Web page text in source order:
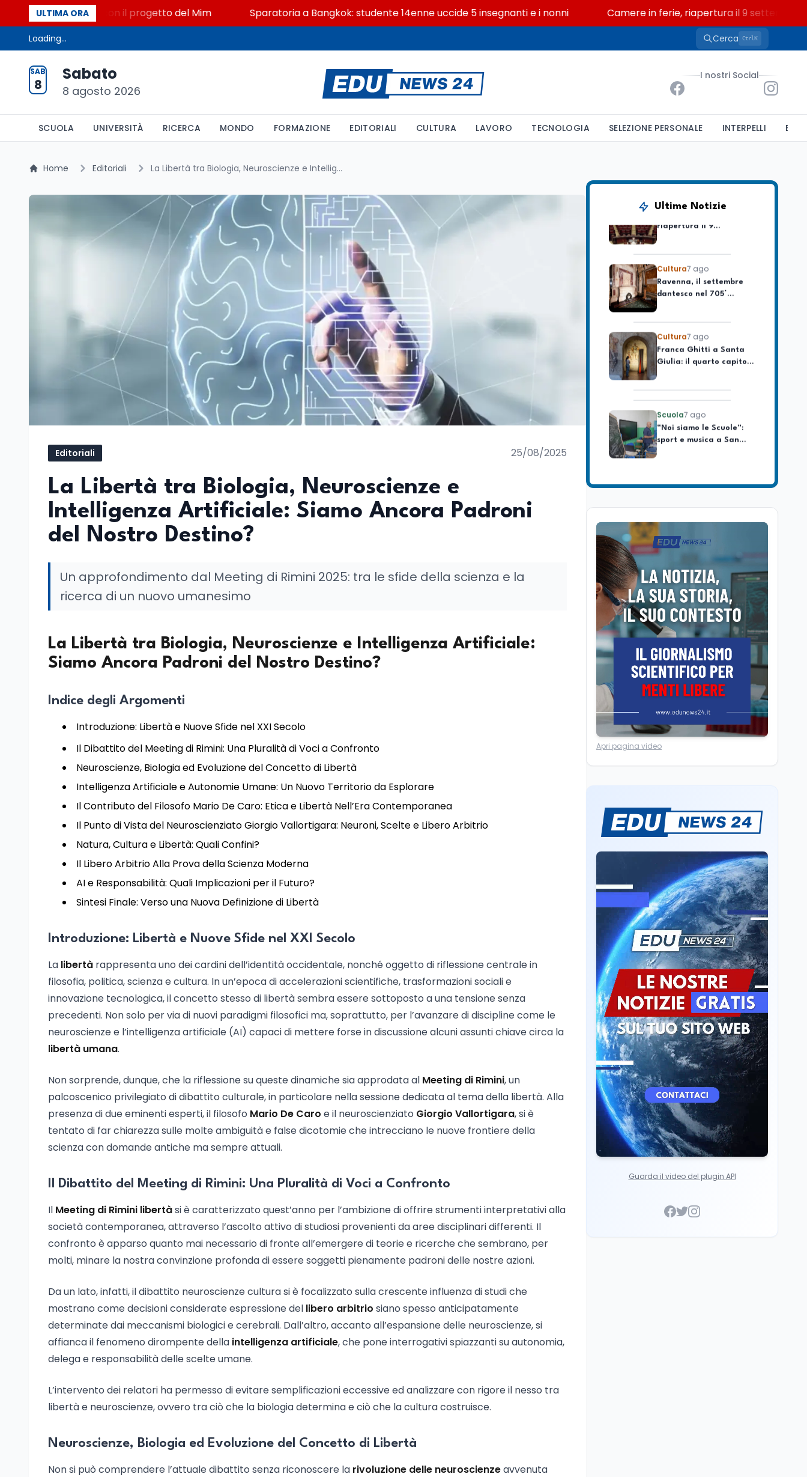
ULTIMA ORA
STEM a Lerici con il progetto del Mim Sparatoria a Bangkok: studente 14enne uccide 5 insegnanti e i nonni Camere in ferie, riapertura il 9 settembre tra
Loading... Cerca CtrlK
SAB
8
Sabato
8 agosto 2026
I nostri Social
SCUOLA UNIVERSITÀ RICERCA MONDO FORMAZIONE EDITORIALI CULTURA LAVORO TECNOLOGIA SELEZIONE PERSONALE INTERPELLI
Home Editoriali La Libertà tra Biologia, Neuroscienze e Intelligenza Artificiale: Siamo Ancora Padroni del Nostro Destino?
Editoriali 25/08/2025
La Libertà tra Biologia, Neuroscienze e
Intelligenza Artificiale: Siamo Ancora Padroni
del Nostro Destino?
Un approfondimento dal Meeting di Rimini 2025: tra le sfide della scienza e la
ricerca di un nuovo umanesimo
La Libertà tra Biologia, Neuroscienze e Intelligenza Artificiale:
Siamo Ancora Padroni del Nostro Destino?
Indice degli Argomenti
Introduzione: Libertà e Nuove Sfide nel XXI Secolo
Il Dibattito del Meeting di Rimini: Una Pluralità di Voci a Confronto
Neuroscienze, Biologia ed Evoluzione del Concetto di Libertà
Intelligenza Artificiale e Autonomie Umane: Un Nuovo Territorio da Esplorare
Il Contributo del Filosofo Mario De Caro: Etica e Libertà Nell’Era Contemporanea
Il Punto di Vista del Neuroscienziato Giorgio Vallortigara: Neuroni, Scelte e Libero Arbitrio
Natura, Cultura e Libertà: Quali Confini?
Il Libero Arbitrio Alla Prova della Scienza Moderna
AI e Responsabilità: Quali Implicazioni per il Futuro?
Sintesi Finale: Verso una Nuova Definizione di Libertà
Introduzione: Libertà e Nuove Sfide nel XXI Secolo
La libertà rappresenta uno dei cardini dell’identità occidentale, nonché oggetto di riflessione centrale in
filosofia, politica, scienza e cultura. In un’epoca di accelerazioni scientifiche, trasformazioni sociali e
innovazione tecnologica, il concetto stesso di libertà sembra essere sottoposto a una tensione senza
precedenti. Non solo per via di nuovi paradigmi filosofici ma, soprattutto, per l’avanzare di discipline come le
neuroscienze e l’intelligenza artificiale (AI) capaci di mettere forse in discussione alcuni assunti chiave circa la
libertà umana.
Non sorprende, dunque, che la riflessione su queste dinamiche sia approdata al Meeting di Rimini, un
palcoscenico privilegiato di dibattito culturale, in particolare nella sessione dedicata al tema della libertà. Alla
presenza di due eminenti esperti, il filosofo Mario De Caro e il neuroscienziato Giorgio Vallortigara, si è
tentato di far chiarezza sulle molte ambiguità e false dicotomie che intrecciano le nuove frontiere della
scienza con domande antiche ma sempre attuali.
Il Dibattito del Meeting di Rimini: Una Pluralità di Voci a Confronto
Il Meeting di Rimini libertàsi è caratterizzato quest’anno per l’ambizione di offrire strumenti interpretativi alla
società contemporanea, attraverso l’ascolto attivo di studiosi provenienti da aree disciplinari differenti. Il
confronto è apparso quanto mai necessario di fronte all’emergere di teorie e ricerche che sembrano, per
molti, minare la nostra convinzione profonda di essere soggetti pienamente padroni delle nostre azioni.
Da un lato, infatti, il dibattito neuroscienze cultura si è focalizzato sulla crescente influenza di studi che
mostrano come decisioni considerate espressione del libero arbitrio siano spesso anticipatamente
determinate dai meccanismi biologici e cerebrali. Dall’altro, accanto all’espansione delle neuroscienze, si
affianca il fenomeno dirompente della intelligenza artificiale, che pone interrogativi spiazzanti su autonomia,
delega e responsabilità delle scelte umane.
L’intervento dei relatori ha permesso di evitare semplificazioni eccessive ed analizzare con rigore il nesso tra
libertà e neuroscienze, ovvero tra ciò che la biologia determina e ciò che la cultura costruisce.
Neuroscienze, Biologia ed Evoluzione del Concetto di Libertà
Non si può comprendere l’attuale dibattito senza riconoscere la rivoluzione delle neuroscienzeavvenuta
Ultime Notizie
Scuola7 ago
sport e musica a San
Miniato, STEM a Lerici
Mondo7 ago
Sparatoria a Bangkok:
studente 14enne uccide
Editoriali7 ago
riapertura il 9
celebrare il governo più
longevo dell’Italia
repubblicana
Cultura7 ago
Ravenna, il settembre
dantesco nel 705°
anniversario della morte
Cultura7 ago
Franca Ghitti a Santa
Giulia: il quarto capitolo
dei Palcoscenici
Scuola7 ago
“Noi siamo le Scuole”:
sport e musica a San
Miniato, STEM a Lerici
Editoriali
Camere in ferie,
settembre tra legge
elettorale e Rai. La
premier Meloni attesa a
Bari il 4 settembre per
celebrare il governo più
longevo dell’Italia
Cultura7 ago
Ravenna, il settembre
dantesco nel 705°
anniversario della morte
del Sommo Poeta
Cultura 7 ago
Franca Ghitti a Santa
Giulia: il quarto capitolo
dei Palcoscenici
Scuola7 ago
“Noi siamo le Scuole”:
sport e musica a San
Mondo
Sparatoria a Bangkok:
studente 14enne uccide
Editoriali7 ago
Camere in ferie,
riapertura il 9
settembre tra legge
elettorale e Rai. La
premier Meloni attesa a
Bari il 4 settembre per
celebrare il governo più
longevo dell’Italia
repubblicana
Cultura7 ago
Ravenna, il settembre
dantesco nel 705°
anniversario della morte
del Sommo Poeta
Cultura 7 ago
Franca Ghitti a Santa
Giulia: il quarto capitolo
dei Palcoscenici
Apri pagina video
Guarda il video del plugin API